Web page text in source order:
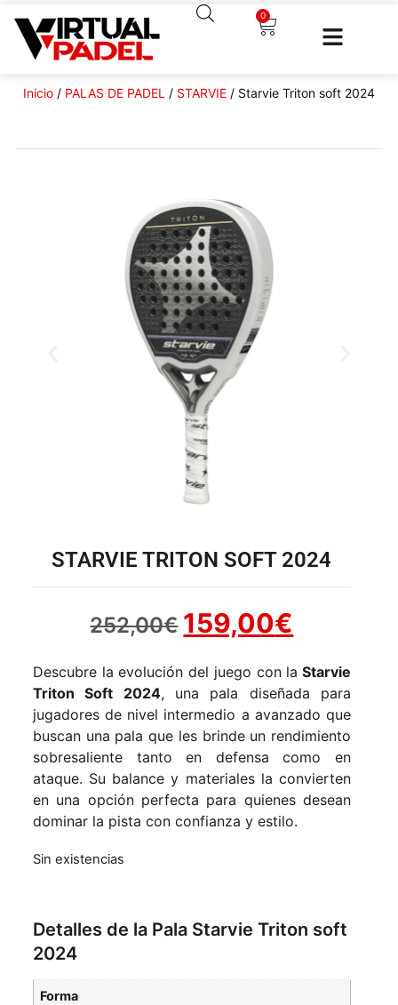
0
Inicio / PALAS DE PADEL / STARVIE / Starvie Triton soft 2024
STARVIE TRITON SOFT 2024
252,00€ 159,00€
Descubre la evolución del juego con la Starvie
Triton Soft 2024, una pala diseñada para
jugadores de nivel intermedio a avanzado que
buscan una pala que les brinde un rendimiento
sobresaliente tanto en defensa como en
ataque. Su balance y materiales la convierten
en una opción perfecta para quienes desean
dominar la pista con confianza y estilo.
Sin existencias
Detalles de la Pala Starvie Triton soft
2024
Forma